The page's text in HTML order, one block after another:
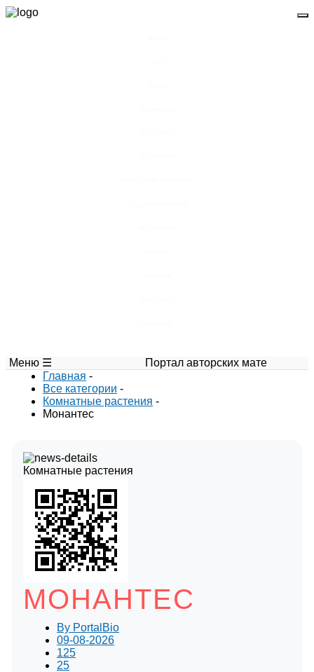
Меню ☰
Портал авторских материалов по
Главная -
Все категории -
Комнатные растения -
Монантес
Комнатные растения
МОНАНТЕС
By PortalBio
09-08-2026
125
25